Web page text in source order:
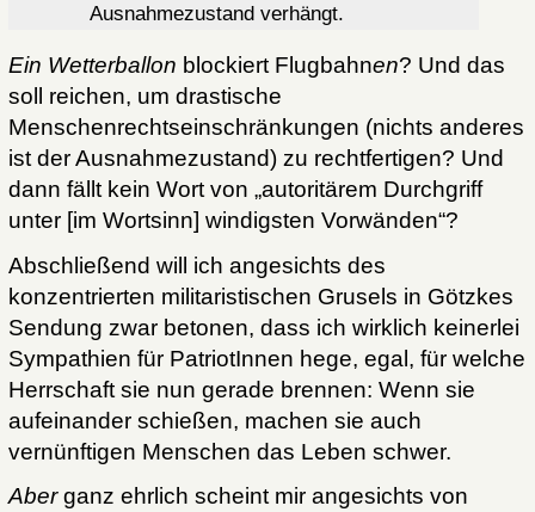
Ausnahmezustand verhängt.
Ein Wetterballon blockiert Flugbahnen? Und das
soll reichen, um drastische
Menschenrechtseinschränkungen (nichts anderes
ist der Ausnahmezustand) zu rechtfertigen? Und
dann fällt kein Wort von „autoritärem Durchgriff
unter [im Wortsinn] windigsten Vorwänden“?
Abschließend will ich angesichts des
konzentrierten militaristischen Grusels in Götzkes
Sendung zwar betonen, dass ich wirklich keinerlei
Sympathien für PatriotInnen hege, egal, für welche
Herrschaft sie nun gerade brennen: Wenn sie
aufeinander schießen, machen sie auch
vernünftigen Menschen das Leben schwer.
Aberganz ehrlich scheint mir angesichts von